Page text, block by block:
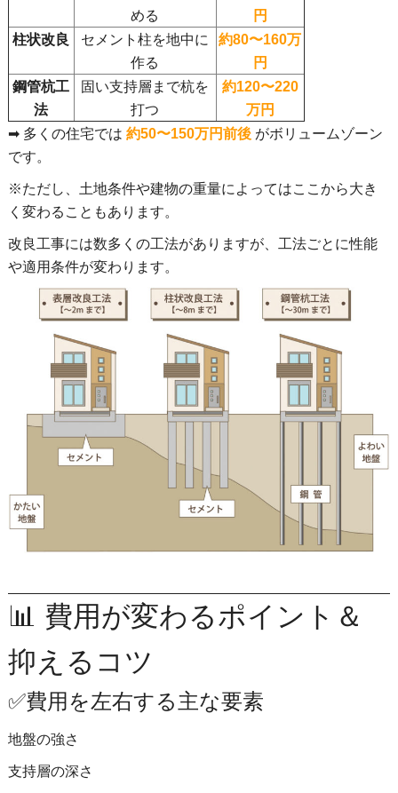
める
円
柱状改良
セメント柱を地中に
作る
約80〜160万
円
鋼管杭工
法
固い支持層まで杭を
打つ
約120〜220
万円
➡ 多くの住宅では 約50〜150万円前後がボリュームゾーン
です。
※ただし、土地条件や建物の重量によってはここから大き
く変わることもあります。
改良工事には数多くの工法がありますが、工法ごとに性能
や適用条件が変わります。
📊 費用が変わるポイント＆
抑えるコツ
✅費用を左右する主な要素
地盤の強さ
支持層の深さ